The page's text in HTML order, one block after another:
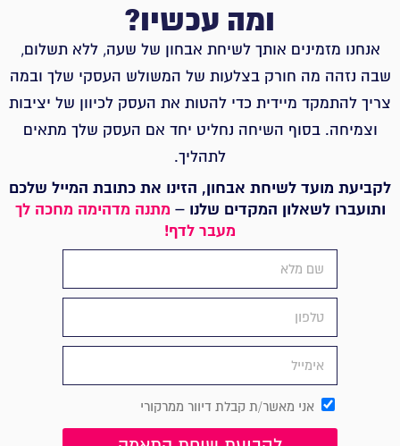
ומה עכשיו?
אנחנו מזמינים אותך לשיחת אבחון של שעה, ללא תשלום,
שבה נזהה מה חורק בצלעות של המשולש העסקי שלך ובמה
צריך להתמקד מיידית כדי להטות את העסק לכיוון של יציבות
וצמיחה.בסוף השיחה נחליט יחד אם העסק שלך מתאים
לתהליך.
לקביעת מועד לשיחת אבחון, הזינו את כתובת המייל שלכם
ותועברו לשאלון המקדים שלנו – מתנה מדהימה מחכה לך
מעבר לדף!
אני מאשר/ת קבלת דיוור ממרקורי